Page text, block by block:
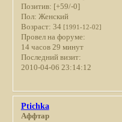
Позитив: [+59/-0]
Пол: Женский
Возраст: 34 [1991-12-02]
Провел на форуме:
14 часов 29 минут
Последний визит:
2010-04-06 23:14:12
Ptichka
Аффтар